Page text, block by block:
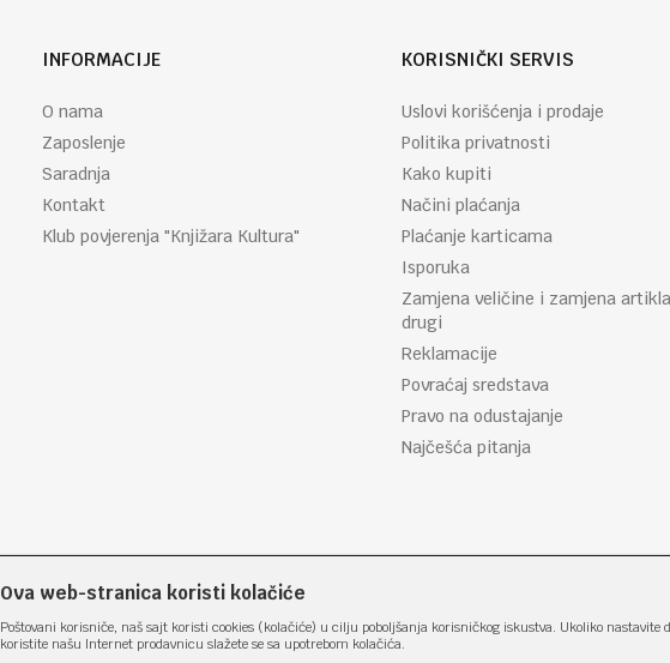
INFORMACIJE
O nama
Zaposlenje
Saradnja
Kontakt
Klub povjerenja "Knjižara Kultura"
KORISNIČKI SERVIS
Uslovi korišćenja i prodaje
Politika privatnosti
Kako kupiti
Načini plaćanja
Plaćanje karticama
Isporuka
Zamjena veličine i zamjena
drugi
Reklamacije
Povraćaj sredstava
Pravo na odustajanje
Najčešća pitanja
Ova web-stranica koristi kolačiće
Poštovani korisniče, naš sajt koristi cookies (kolačiće) u cilju poboljšanja korisničkog iskustva. Ukoliko nastavite
koristite našu Internet prodavnicu slažete se sa upotrebom kolačića.